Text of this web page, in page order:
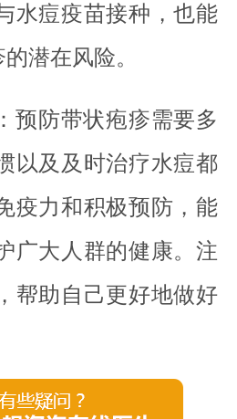
水痘疫苗接种，也能
潜在风险。
预防带状疱疹需要多
以及及时治疗水痘都
疫力和积极预防，能
广大人群的健康。注
帮助自己更好地做好